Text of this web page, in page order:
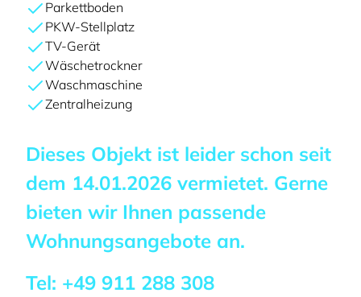
Parkettboden
PKW-Stellplatz
TV-Gerät
Wäschetrockner
Waschmaschine
Zentralheizung
Dieses Objekt ist leider schon seit
dem 14.01.2026 vermietet. Gerne
bieten wir Ihnen passende
Wohnungsangebote an.
Tel: +49 911 288 308